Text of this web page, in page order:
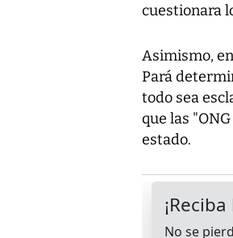
cuestionara
Asimismo,
Pará
todo sea
que las
estado.